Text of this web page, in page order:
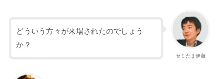
セミたま伊藤
どういう方々が来場されたのでしょう
か？